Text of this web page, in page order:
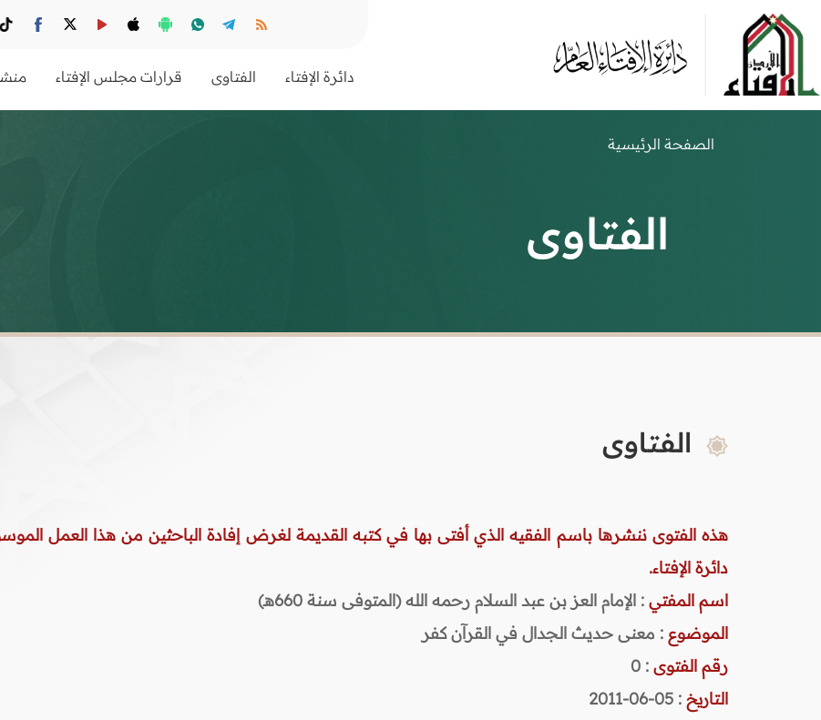
دائرة الإفتاء الفتاوى قرارات مجلس الإفتاء
الصفحة الرئيسية
الفتاوى
الفتاوى
هذه الفتوى ننشرها باسم الفقيه الذي أفتى بها في كتبه القديمة لغرض إفادة الباحثين من هذا العمل
دائرة الإفتاء.
اسم المفتي : الإمام العز بن عبد السلام رحمه الله (المتوفى سنة 660هـ)
الموضوع : معنى حديث الجدال في القرآن كفر
رقم الفتوى :
0
التاريخ : 05-06-2011